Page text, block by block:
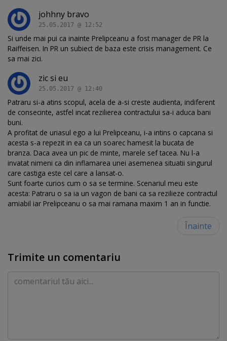
johhny bravo
25.05.2017 @ 12:52
Si unde mai pui ca inainte Prelipceanu a fost manager de PR la
Raiffeisen. In PR un subiect de baza este crisis management. Ce
sa mai zici.
zic si eu
25.05.2017 @ 12:40
Patraru si-a atins scopul, acela de a-si creste audienta, indiferent
de consecinte, astfel incat rezilierea contractului sa-i aduca bani
buni.
A profitat de uriasul ego a lui Prelipceanu, i-a intins o capcana si
acesta s-a repezit in ea ca un soarec hamesit la bucata de
branza. Daca avea un pic de minte, marele sef tacea. Nu l-a
invatat nimeni ca din inflamarea unei asemenea situatii singurul
care castiga este cel care a lansat-o.
Sunt foarte curios cum o sa se termine. Scenariul meu este
acesta: Patraru o sa ia un vagon de bani ca sa rezilieze contractul
amiabil iar Prelipceanu o sa mai ramana maxim 1 an in functie.
Înainte
Trimite un comentariu
Comentariu